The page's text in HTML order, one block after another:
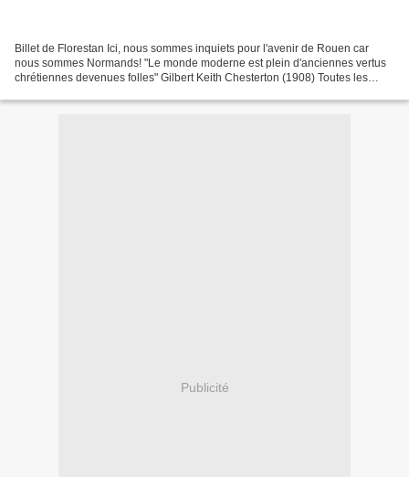
Billet de Florestan Ici, nous sommes inquiets pour l'avenir de Rouen car
nous sommes Normands! "Le monde moderne est plein d'anciennes vertus
chrétiennes devenues folles" Gilbert Keith Chesterton (1908) Toutes les
Publicité